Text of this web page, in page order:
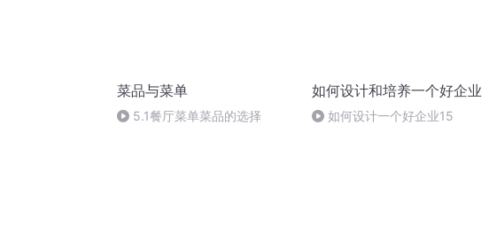
菜品与菜单
5.1餐厅菜单菜品的选择
如何设计和培养一个好企业
如何设计一个好企业15